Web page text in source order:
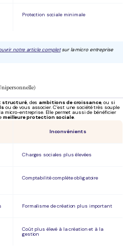
Protection sociale minimale
notre article completsur la micro entreprise
structuré, des ambitions de croissance, ou si
ou de vous associer. C’est une société très souple
micro-entreprise. Elle permet aussi de bénéficier
meilleure protection sociale.
Inconvénients
Charges sociales plus élevées
Comptabilité complète obligatoire
Formalisme de création plus important
Coût plus élevé à la création et à la
gestion